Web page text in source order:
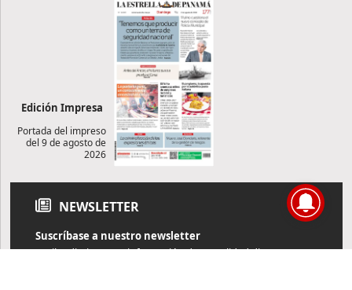
Edición Impresa
Portada del impreso
del 9 de agosto de
2026
NEWSLETTER
Suscríbase a nuestro newsletter
Reciba diariamente información de actualidad directamente en